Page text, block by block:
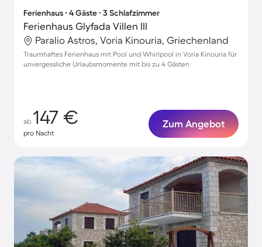
Ferienhaus ∙ 4 Gäste ∙ 3 Schlafzimmer
Ferienhaus Glyfada Villen III
Paralio Astros, Voria Kinouria, Griechenland
Traumhaftes Ferienhaus mit Pool und Whirlpool in Voria Kinouria für
unvergessliche Urlaubsmomente mit bis zu 4 Gästen
ab 147 €
pro Nacht
Zum Angebot